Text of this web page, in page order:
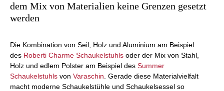
dem Mix von Materialien keine Grenzen gesetzt
werden
Die Kombination von Seil, Holz und Aluminium am Beispiel
des Roberti Charme Schaukelstuhls oder der Mix von Stahl,
Holz und edlem Polster am Beispiel des Summer
Schaukelstuhls von Varaschin . Gerade diese Materialvielfalt
macht moderne Schaukelstühle und Schaukelsessel so